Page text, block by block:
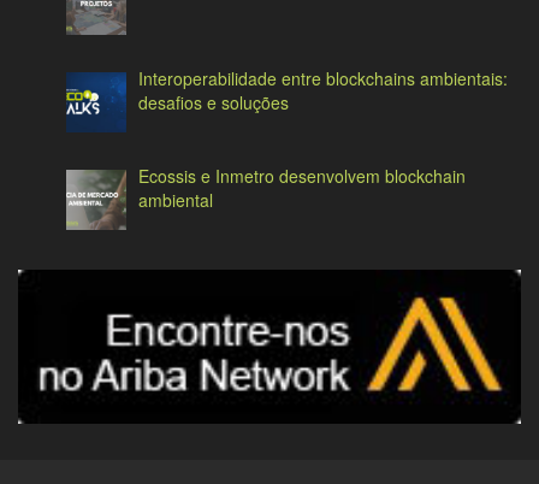
Interoperabilidade entre blockchains ambientais:
desafios e soluções
Ecossis e Inmetro desenvolvem blockchain
ambiental